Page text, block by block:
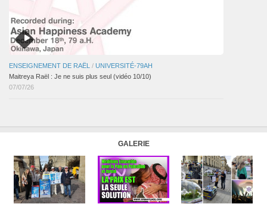
ENSEIGNEMENT DE RAËL / UNIVERSITÉ-79AH
Maitreya Raël : Je ne suis plus seul (vidéo 10/10)
07/07/26
GALERIE